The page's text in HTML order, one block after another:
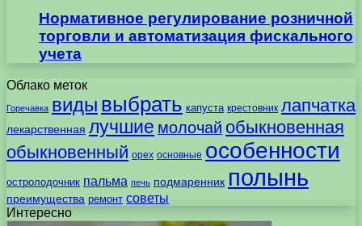
Нормативное регулирование розничной
торговли и автоматизация фискального
учета
Облако меток
Горечавка виды выбрать капуста крестовник лапчатка
лекарственная лучшие молочай обыкновенная
обыкновенный орех основные особенности
остролодочник пальма печь подмаренник полынь
преимущества ремонт советы
Интересно